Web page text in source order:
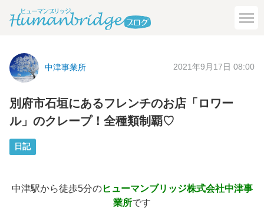
中津事業所 2021年9月17日 08:00
別府市石垣にあるフレンチのお店「ロワー
ル」のクレープ！全種類制覇♡
日記
中津駅から徒歩5分のヒューマンブリッジ株式会社中津事
業所です